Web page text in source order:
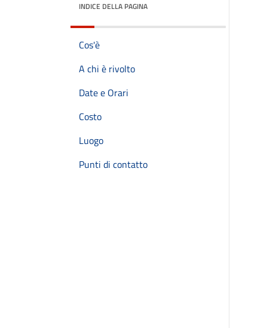
INDICE DELLA PAGINA
Cos'è
A chi è rivolto
Date e Orari
Costo
Luogo
Punti di contatto